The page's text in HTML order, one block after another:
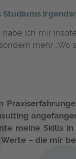
habe ich mir
mehr „Wo
meine Skills
– die mir